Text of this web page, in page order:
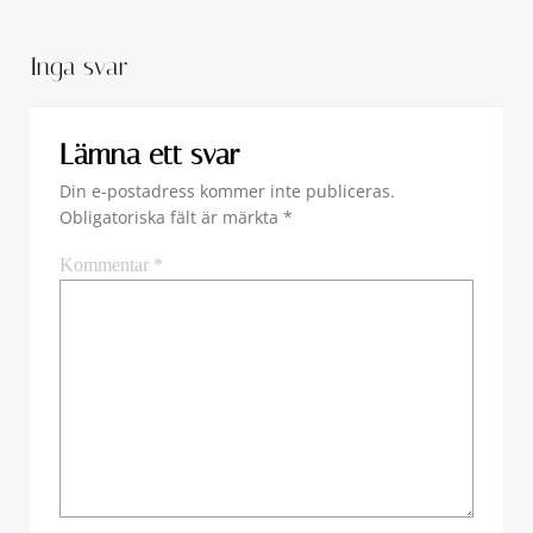
Inga svar
Lämna ett svar
Din e-postadress kommer inte publiceras.
Obligatoriska fält är märkta *
Kommentar *